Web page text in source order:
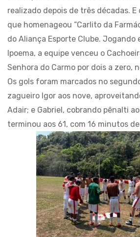
realizado depois de três décadas.
que homenageou “Carlito da
do Aliança Esporte Clube. Jogando
Ipoema, a equipe venceu o
Senhora do Carmo por dois a zero,
Os gols foram marcados no
zagueiro Igor aos nove,
Adair; e Gabriel, cobrando pênalti
terminou aos 61, com 16 minutos